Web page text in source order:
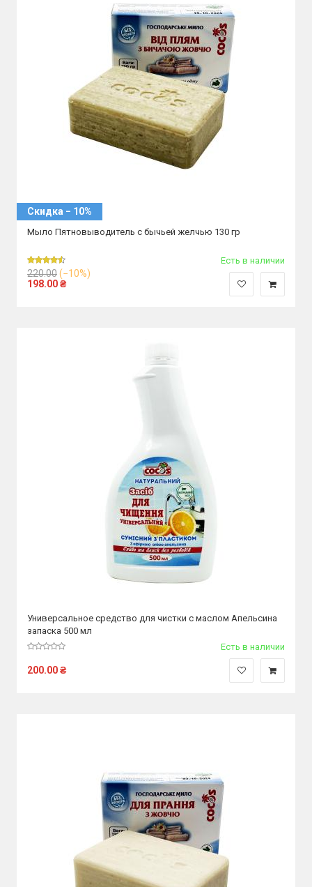
Скидка − 10%
Мыло Пятновыводитель с бычьей желчью 130 гр
Есть в наличии
220.00(−10%)
198.00₴
Универсальное средство для чистки с маслом Апельсина
запаска 500 мл
Есть в наличии
200.00₴